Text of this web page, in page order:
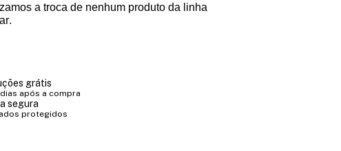
a troca de nenhum produto da linha
grátis
após a compra
segura
protegidos